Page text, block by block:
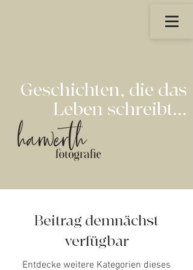
Geschichten, die das
Leben schreibt...
Beitrag demnächst
verfügbar
Entdecke weitere Kategorien dieses